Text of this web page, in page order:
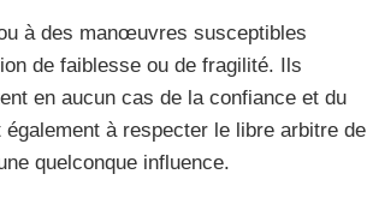
à des manœuvres susceptibles
de faiblesse ou de fragilité. Ils
en aucun cas de la confiance et du
à respecter le libre arbitre de
quelconque influence.